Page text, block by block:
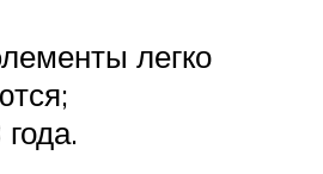
легко